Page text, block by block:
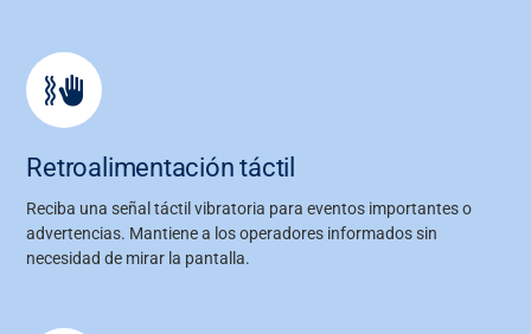
Retroalimentación táctil
Reciba una señal táctil vibratoria para eventos importantes o
advertencias. Mantiene a los operadores informados sin
necesidad de mirar la pantalla.